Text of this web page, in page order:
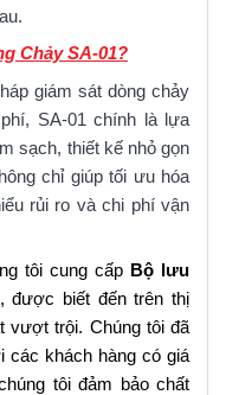
Chảy SA-01?
giám sát dòng chảy
SA-01 chính là lựa
sạch, thiết kế nhỏ gọn
chỉ giúp tối ưu hóa
rủi ro và chi phí vận
tôi cung cấpBộ lưu
được biết đến trên thị
vượt trội. Chúng tôi đã
các khách hàng có giá
tôi đảm bảo chất